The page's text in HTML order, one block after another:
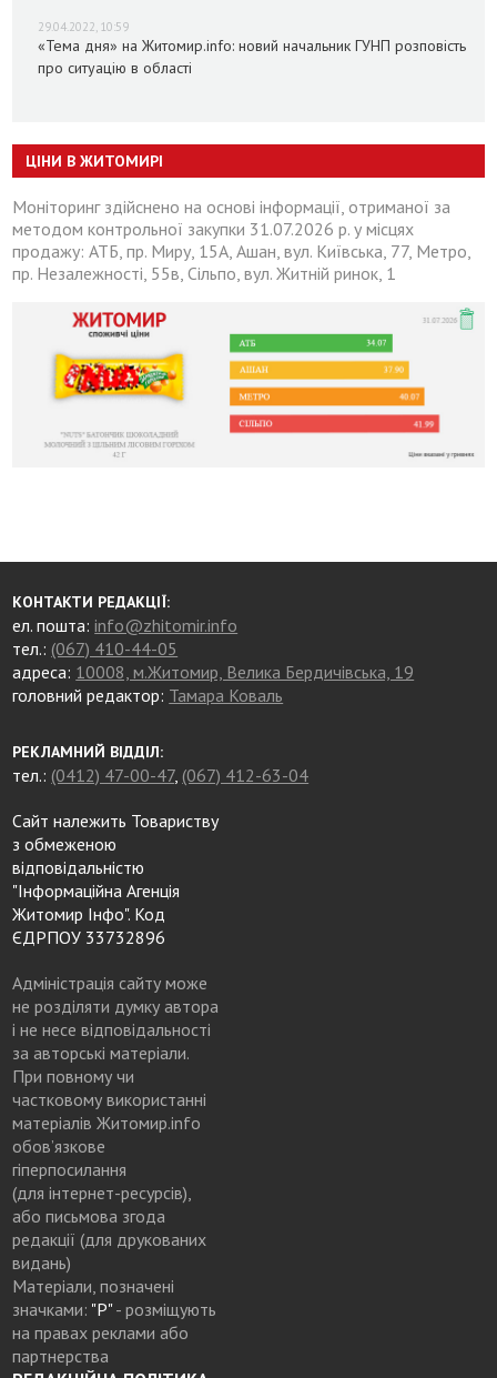
29.04.2022, 10:59
«Тема дня» на Житомир.info: новий начальник ГУНП розповість
про ситуацію в області
ЦІНИ В ЖИТОМИРІ
Моніторинг здійснено на основі інформації, отриманої за
методом контрольної закупки 31.07.2026 р. у місцях
продажу: АТБ, пр. Миру, 15А, Ашан, вул. Київська, 77, Метро,
пр. Незалежності, 55в, Сільпо, вул. Житній ринок, 1
КОНТАКТИ РЕДАКЦІЇ:
ел. пошта:info@zhitomir.info
тел.: (067) 410-44-05
адреса: 10008, м.Житомир, Велика Бердичівська, 19
головний редактор: Тамара Коваль
РЕКЛАМНИЙ ВІДДІЛ:
тел.: (0412) 47-00-47, (067) 412-63-04
Сайт належить Товариству
з обмеженою
відповідальністю
"Інформаційна Агенція
Житомир Інфо". Код
ЄДРПОУ 33732896
Адміністрація сайту може
не розділяти думку автора
і не несе відповідальності
за авторські матеріали.
При повному чи
частковому використанні
матеріалів Житомир.info
обов’язкове
гіперпосилання
(для інтернет-ресурсів),
або письмова згода
редакції (для друкованих
видань)
Матеріали, позначені
значками: "Р"- розміщують
на правах реклами або
партнерства